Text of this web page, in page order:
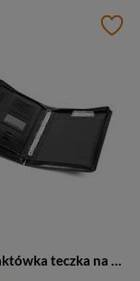
Biwuar aktówka teczka na dokumenty czarna Vip Collection AK-03N